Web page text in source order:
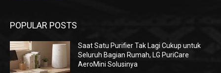
POPULAR POSTS
Saat Satu Purifier Tak Lagi Cukup untuk
Seluruh Bagian Rumah, LG PuriCare
AeroMini Solusinya